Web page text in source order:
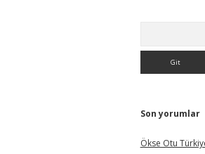
Son yorumlar
Ökse Otu